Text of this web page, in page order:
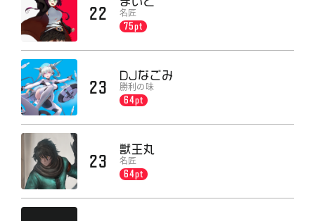
22 名匠
75pt
23
DJなごみ
勝利の味
64pt
23
獣王丸
名匠
64pt